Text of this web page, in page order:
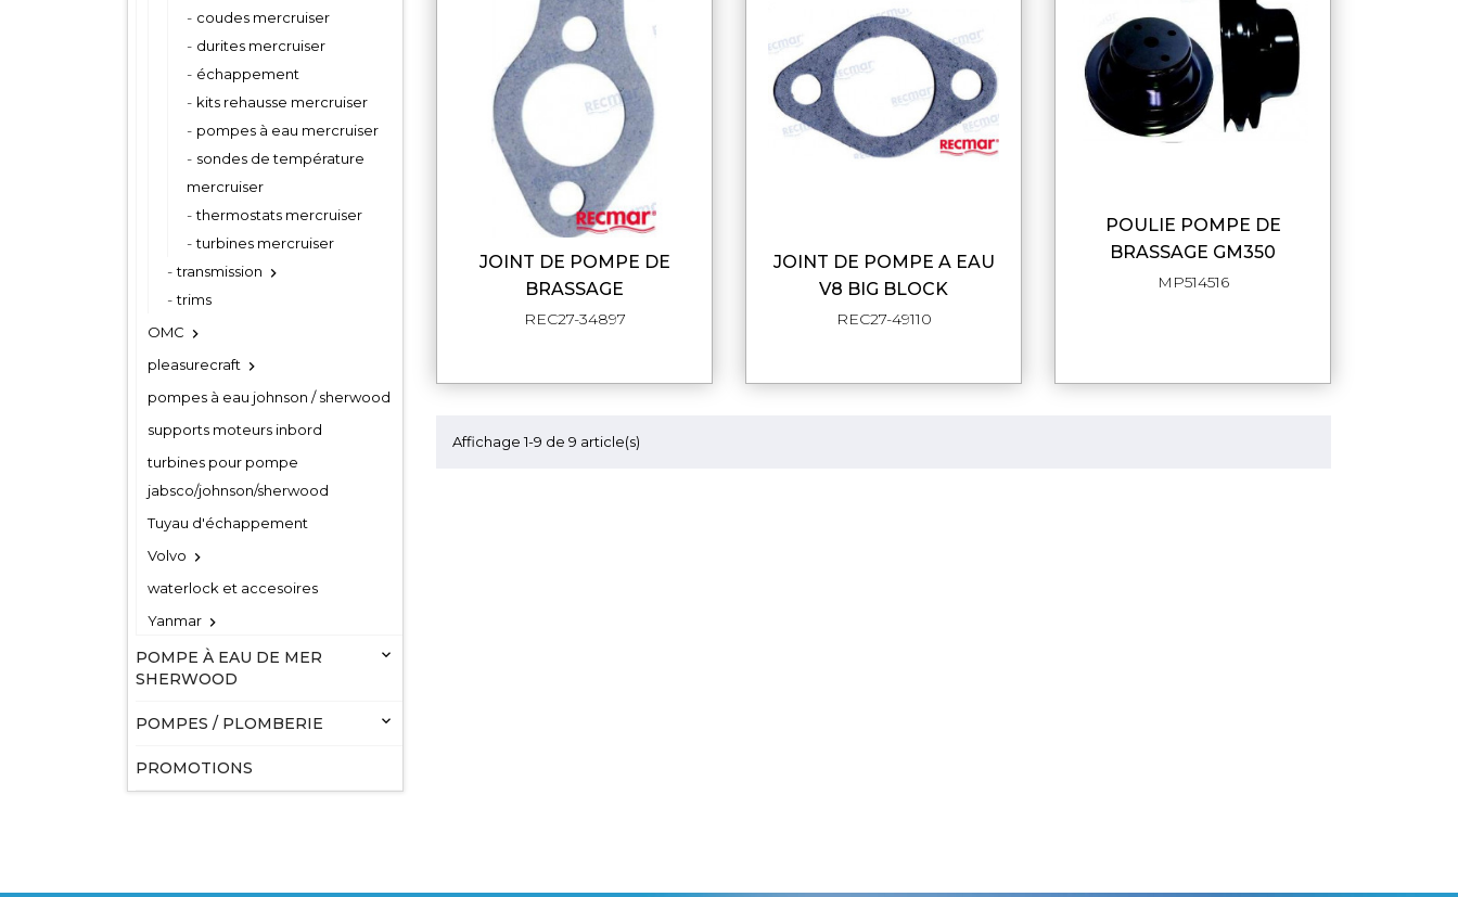
coudes mercruiser
durites mercruiser
échappement
kits rehausse mercruiser
pompes à eau mercruiser
sondes de température
mercruiser
thermostats mercruiser
turbines mercruiser
transmission 
trims
OMC 
pleasurecraft 
pompes à eau johnson / sherwood
supports moteurs inbord
turbines pour pompe
jabsco/johnson/sherwood
Tuyau d'échappement
Volvo 
waterlock et accesoires
Yanmar 
POMPE À EAU DE MER
SHERWOOD

POMPES / PLOMBERIE 
PROMOTIONS
APERÇU RAPIDE
JOINT DE POMPE DE
BRASSAGE
REC27-34897
APERÇU RAPIDE
JOINT DE POMPE A EAU
V8 BIG BLOCK
REC27-49110
APERÇU RAPIDE
POULIE POMPE DE
BRASSAGE GM350
MP514516
Affichage 1-9 de 9 article(s)